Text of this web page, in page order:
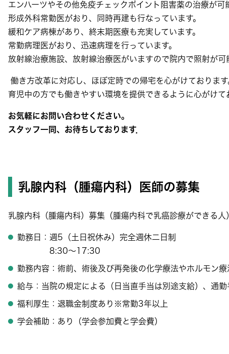
エンハーツやその他免疫チェックポイント阻害薬の治療が可
形成外科常勤医がおり、同時再建も行なっています。
緩和ケア病棟があり、終末期医療も充実しています。
常勤病理医がおり、迅速病理を行っています。
放射線治療施設、放射線治療医がいますので院内で照射が可
働き方改革に対応し、ほぼ定時での帰宅を心がけております
育児中の方でも働きやすい環境を提供できるように心がけて
お気軽にお問い合わせください。
スタッフ一同、お待ちしております．
乳腺内科（腫瘍内科）医師の募集
乳腺内科（腫瘍内科）募集（腫瘍内科で乳癌診療ができる人
勤務日：週5（土日祝休み）完全週休二日制
8:30～17:30
勤務内容：術前、術後及び再発後の化学療法やホルモン療
給与：当院の規定による（日当直手当は別途支給）、通
福利厚生：退職金制度あり※常勤3年以上
学会補助：あり（学会参加費と学会費）